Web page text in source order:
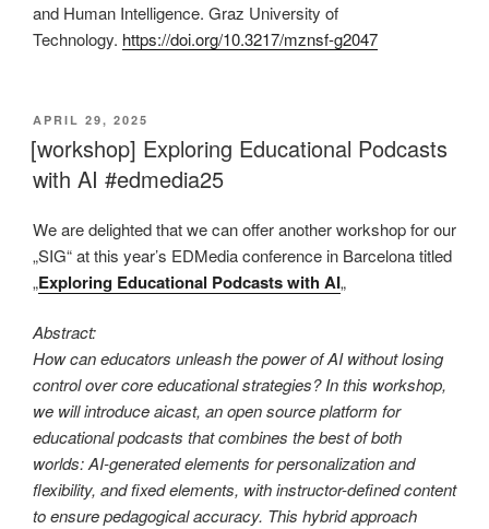
and Human Intelligence. Graz University of
Technology. https://doi.org/10.3217/mznsf-g2047
VERÖFFENTLICHT
AM
APRIL 29, 2025
[workshop] Exploring Educational Podcasts
with AI #edmedia25
We are delighted that we can offer another workshop for our
„SIG“ at this year’s EDMedia conference in Barcelona titled
„Exploring Educational Podcasts with AI„
Abstract:
How can educators unleash the power of AI without losing
control over core educational strategies? In this workshop,
we will introduce aicast, an open source platform for
educational podcasts that combines the best of both
worlds: AI-generated elements for personalization and
flexibility, and fixed elements, with instructor-defined content
to ensure pedagogical accuracy. This hybrid approach